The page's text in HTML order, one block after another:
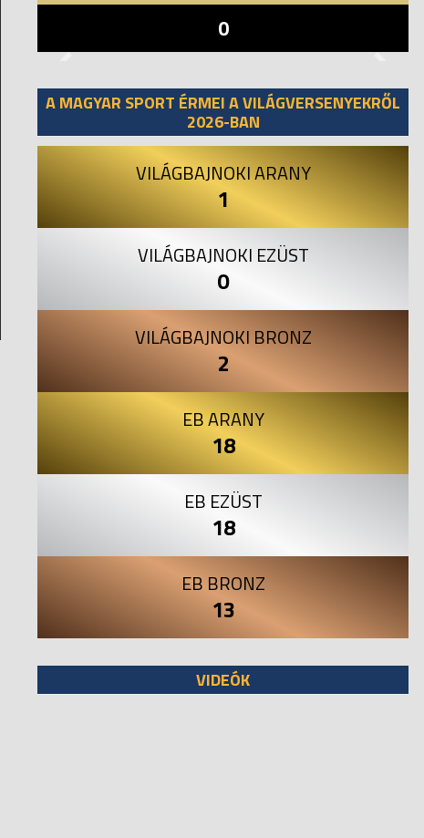
0
A MAGYAR SPORT ÉRMEI A VILÁGVERSENYEKRŐL
2026-BAN
VILÁGBAJNOKI ARANY
1
VILÁGBAJNOKI EZÜST
0
VILÁGBAJNOKI BRONZ
2
EB ARANY
18
EB EZÜST
18
EB BRONZ
13
VIDEÓK